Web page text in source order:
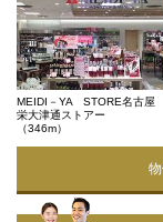
MEIDI－YA STORE名古屋
栄大津通ストアー
（346m）